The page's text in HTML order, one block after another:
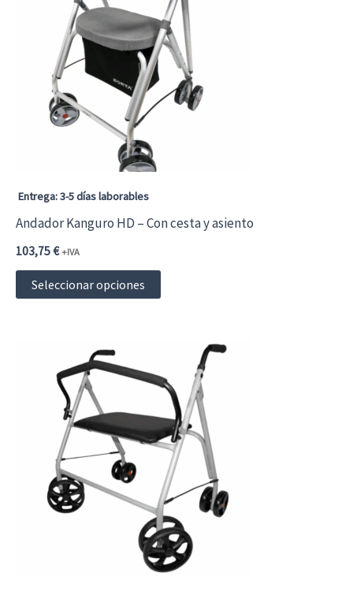
Entrega: 3-5 días laborables
Andador Kanguro HD – Con cesta y asiento
103,75€ +IVA
Seleccionar opciones
Este
producto
múltiples
variantes.
Las
opciones
se
pueden
elegir
en
la